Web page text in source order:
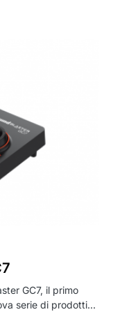
GC7, il primo
serie di prodotti…